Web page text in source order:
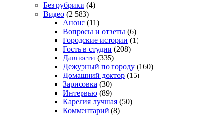
Без рубрики (4)
Видео (2 583)
Анонс (11)
Вопросы и ответы (6)
Городские истории (1)
Гость в студии (208)
Давности (335)
Дежурный по городу (160)
Домашний доктор (15)
Зарисовка (30)
Интервью (89)
Карелия лучшая (50)
Комментарий (8)